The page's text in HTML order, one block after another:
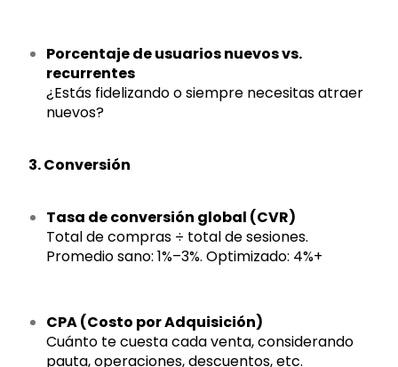
Porcentaje de usuarios nuevos vs.
recurrentes
¿Estás fidelizando o siempre necesitas atraer
nuevos?
3. Conversión
Tasa de conversión global (CVR)
Total de compras ÷ total de sesiones.
Promedio sano: 1%–3%. Optimizado: 4%+
CPA (Costo por Adquisición)
Cuánto te cuesta cada venta, considerando
pauta, operaciones, descuentos, etc.